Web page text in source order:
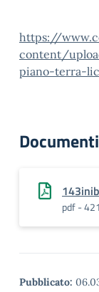
https://
content/
piano-terra-
Documenti
pdf -
Pubblicato: